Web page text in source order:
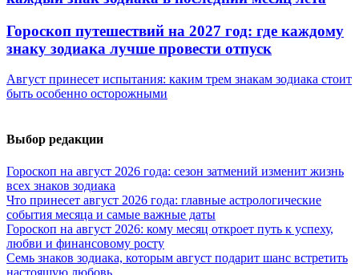
Гороскоп путешествий на 2027 год: где каждому
знаку зодиака лучше провести отпуск
Август принесет испытания: каким трем знакам зодиака стоит
быть особенно осторожными
Выбор редакции
Гороскоп на август 2026 года: сезон затмений изменит жизнь
всех знаков зодиака
Что принесет август 2026 года: главные астрологические
события месяца и самые важные даты
Гороскоп на август 2026: кому месяц откроет путь к успеху,
любви и финансовому росту
Семь знаков зодиака, которым август подарит шанс встретить
настоящую любовь